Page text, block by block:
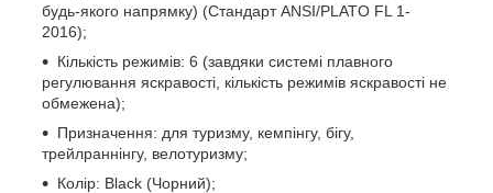
будь-якого напрямку) (Стандарт ANSI/PLATO FL 1-
2016);
Кількість режимів: 6 (завдяки системі плавного
регулювання яскравості, кількість режимів яскравості не
обмежена);
Призначення: для туризму, кемпінгу, бігу,
трейлраннінгу, велотуризму;
Колір: Black (Чорний);